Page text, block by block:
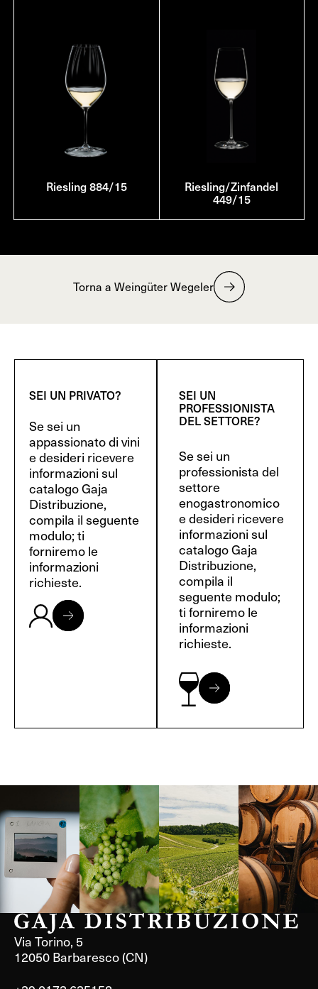
Riesling 884/15
Riesling/Zinfandel
449/15
Torna a Weingüter Wegeler
SEI UN PRIVATO?
Se sei un
appassionato di vini
e desideri ricevere
informazioni sul
catalogo Gaja
Distribuzione,
compila il seguente
modulo; ti
forniremo le
informazioni
richieste.
SEI UN
PROFESSIONISTA
DEL SETTORE?
Se sei un
professionista del
settore
enogastronomico
e desideri ricevere
informazioni sul
catalogo Gaja
Distribuzione,
compila il
seguente modulo;
ti forniremo le
informazioni
richieste.
Borgogna,
Francia
Borgogna,
Francia
Instagram
Via Torino, 5
12050 Barbaresco (CN)